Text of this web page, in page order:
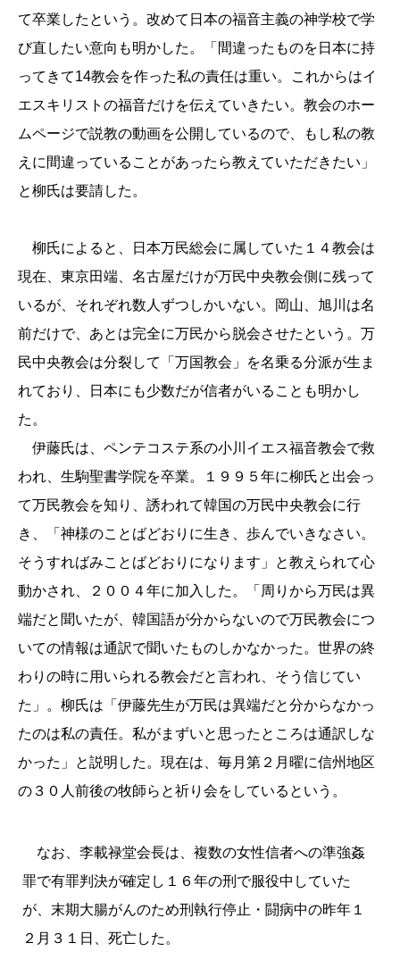
て卒業したという。改めて日本の福音主義の神学校で学
び直したい意向も明かした。「間違ったものを日本に持
ってきて14教会を作った私の責任は重い。これからはイ
エスキリストの福音だけを伝えていきたい。教会のホー
ムページで説教の動画を公開しているので、もし私の教
えに間違っていることがあったら教えていただきたい」
と柳氏は要請した。
柳氏によると、日本万民総会に属していた １４教会は
現在、東京田端、名古屋だけが万民中央教会側に残って
いるが、それぞれ数人ずつしかいない。岡山、旭川は名
前だけで、あとは完全に万民から脱会させたという。万
民中央教会は分裂して「万国教会」を名乗る分派が生ま
れており、日本にも少数だが信者がいることも明かし
た。
伊藤氏は、ペンテコステ系の小川イエス福音教会で救
われ、生駒聖書学院を卒業。
１９９５ 年に柳氏と出会っ
て万民教会を知り、誘われて韓国の万民中央教会に行
き、「神様のことばどおりに生き、歩んでいきなさい。
そうすればみことばどおりになります」と教えられて心
動かされ、
２００４年に加入した。「周りから万民は異
端だと聞いたが、韓国語が分からないので万民教会につ
いての情報は通訳で聞いたものしかなかった。世界の終
わりの時に用いられる教会だと言われ、そう信じてい
た」。柳氏は「伊藤先生が万民は異端だと分からなかっ
たのは私の責任。私がまずいと思ったところは通訳しな
かった」と説明した。現在は、毎月第２月曜に信州地区
の ３０ 人前後の牧師らと祈り会をしているという。
なお、李載禄堂会長は、複数の女性信者への準強姦
罪で有罪判決が確定し １６ 年の刑で服役中していた
が、末期大腸がんのため刑執行停止・闘病中の昨年 １
２ 月 ３１ 日、死亡した。